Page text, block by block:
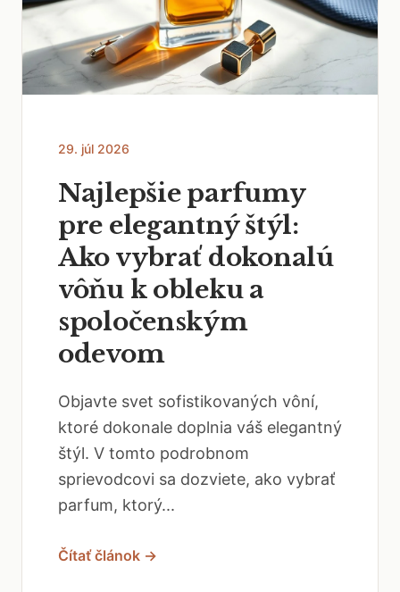
29. júl 2026
Najlepšie parfumy
pre elegantný štýl:
Ako vybrať dokonalú
vôňu k obleku a
spoločenským
odevom
Objavte svet sofistikovaných vôní,
ktoré dokonale doplnia váš elegantný
štýl. V tomto podrobnom
sprievodcovi sa dozviete, ako vybrať
parfum, ktorý...
Čítať článok →